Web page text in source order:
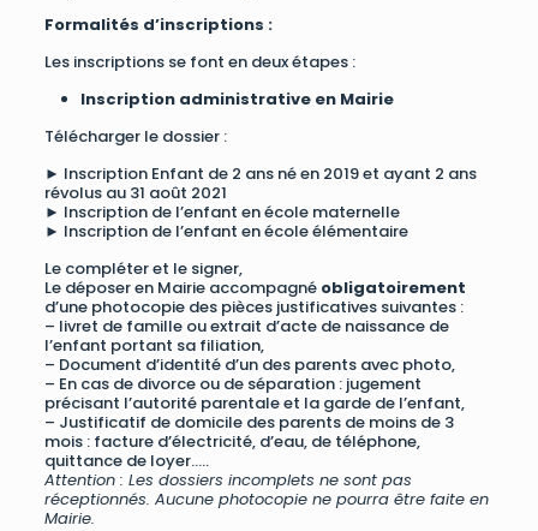
Formalités d’inscriptions :
Les inscriptions se font en deux étapes :
Inscription administrative en Mairie
Télécharger le dossier :
► Inscription Enfant de 2 ans né en 2019 et ayant 2 ans
révolus au 31 août 2021
► Inscription de l’enfant en école maternelle
► Inscription de l’enfant en école élémentaire
Le compléter et le signer,
Le déposer en Mairie accompagné obligatoirement
d’une photocopie des pièces justificatives suivantes :
– livret de famille ou extrait d’acte de naissance de
l’enfant portant sa filiation,
– Document d’identité d’un des parents avec photo,
– En cas de divorce ou de séparation : jugement
précisant l’autorité parentale et la garde de l’enfant,
– Justificatif de domicile des parents de moins de 3
mois : facture d’électricité, d’eau, de téléphone,
quittance de loyer…..
Attention : Les dossiers incomplets ne sont pas
réceptionnés. Aucune photocopie ne pourra être faite en
Mairie.